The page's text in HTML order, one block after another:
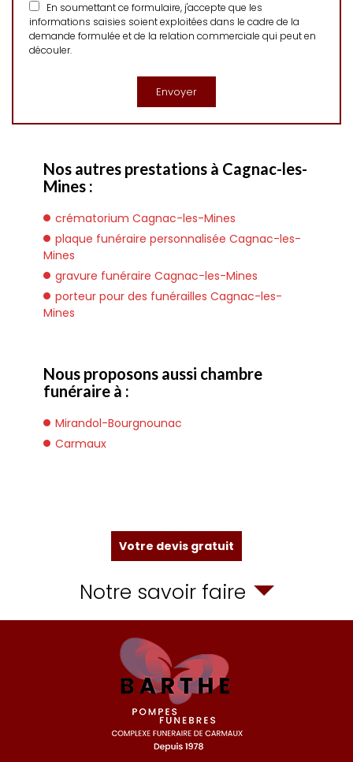
En soumettant ce formulaire, j'accepte que les
informations saisies soient exploitées dans le cadre de la
demande formulée et de la relation commerciale qui peut en
découler.
Nos autres prestations à Cagnac-les-
Mines :
crématorium Cagnac-les-Mines
plaque funéraire personnalisée Cagnac-les-
Mines
gravure funéraire Cagnac-les-Mines
porteur pour des funérailles Cagnac-les-
Mines
Nous proposons aussi chambre
funéraire à :
Mirandol-Bourgnounac
Carmaux
Votre devis gratuit
Notre savoir faire